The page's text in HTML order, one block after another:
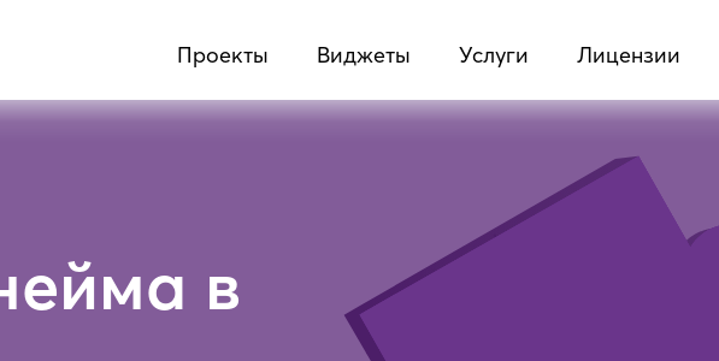
Проекты Виджеты Услуги Лицензии
в